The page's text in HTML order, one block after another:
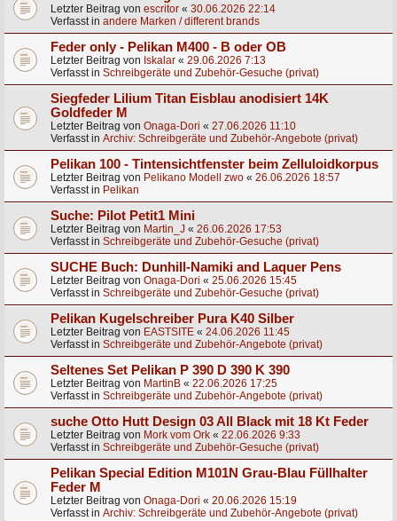
Letzter Beitrag von escritor « 30.06.2026 22:14
Verfasst in andere Marken / different brands
Feder only - Pelikan M400 - B oder OB
Letzter Beitrag von Iskalar « 29.06.2026 7:13
Verfasst in Schreibgeräte und Zubehör-Gesuche (privat)
Siegfeder Lilium Titan Eisblau anodisiert 14K
Goldfeder M
Letzter Beitrag von Onaga-Dori « 27.06.2026 11:10
Verfasst in Archiv: Schreibgeräte und Zubehör-Angebote (privat)
Pelikan 100 - Tintensichtfenster beim Zelluloidkorpus
Letzter Beitrag von Pelikano Modell zwo « 26.06.2026 18:57
Verfasst in Pelikan
Suche: Pilot Petit1 Mini
Letzter Beitrag von Martin_J « 26.06.2026 17:53
Verfasst in Schreibgeräte und Zubehör-Gesuche (privat)
SUCHE Buch: Dunhill-Namiki and Laquer Pens
Letzter Beitrag von Onaga-Dori « 25.06.2026 15:45
Verfasst in Schreibgeräte und Zubehör-Gesuche (privat)
Pelikan Kugelschreiber Pura K40 Silber
Letzter Beitrag von EASTSITE « 24.06.2026 11:45
Verfasst in Schreibgeräte und Zubehör-Angebote (privat)
Seltenes Set Pelikan P 390 D 390 K 390
Letzter Beitrag von MartinB « 22.06.2026 17:25
Verfasst in Schreibgeräte und Zubehör-Angebote (privat)
suche Otto Hutt Design 03 All Black mit 18 Kt Feder
Letzter Beitrag von Mork vom Ork « 22.06.2026 9:33
Verfasst in Schreibgeräte und Zubehör-Gesuche (privat)
Pelikan Special Edition M101N Grau-Blau Füllhalter
Feder M
Letzter Beitrag von Onaga-Dori « 20.06.2026 15:19
Verfasst in Archiv: Schreibgeräte und Zubehör-Angebote (privat)